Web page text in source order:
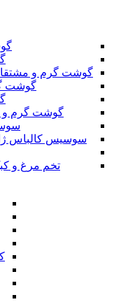
گوشت گرم و
گوشت
گوشت گرم و
سوسیس کالباس
تخم مرغ و